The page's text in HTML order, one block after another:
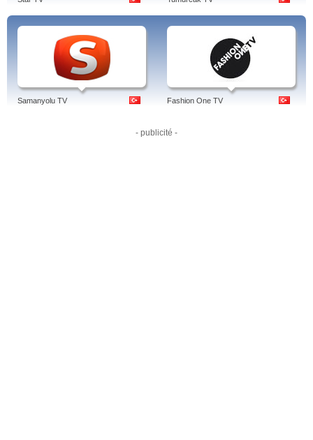
Samanyolu TV Fashion One TV
- publicité -